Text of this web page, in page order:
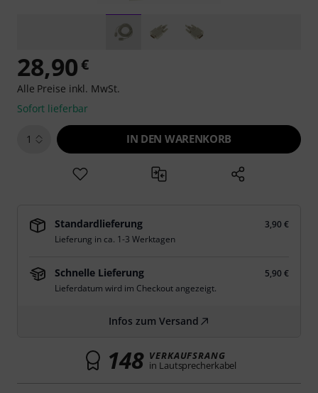
28,90€
Alle Preise inkl. MwSt.
Sofort lieferbar
1 IN DEN WARENKORB
Standardlieferung
3,90 €
Lieferung in ca. 1-3 Werktagen
Schnelle Lieferung
5,90 €
Lieferdatum wird im Checkout angezeigt.
Infos zum Versand
148 VERKAUFSRANG
in Lautsprecherkabel